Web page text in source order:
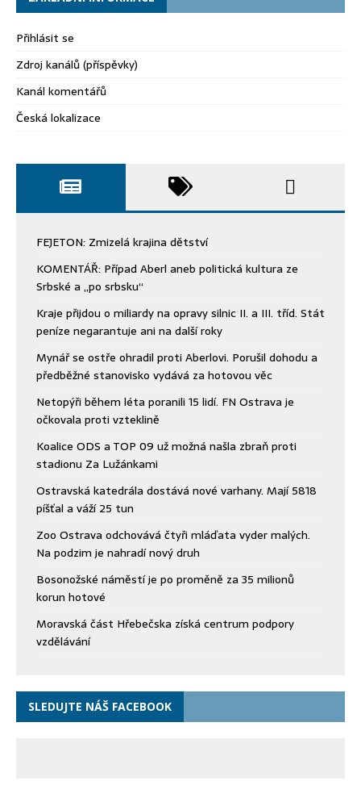
Přihlásit se
Zdroj kanálů (příspěvky)
Kanál komentářů
Česká lokalizace
FEJETON: Zmizelá krajina dětství
KOMENTÁŘ: Případ Aberl aneb politická kultura ze
Srbské a „po srbsku“
Kraje přijdou o miliardy na opravy silnic II. a III. tříd. Stát
peníze negarantuje ani na další roky
Mynář se ostře ohradil proti Aberlovi. Porušil dohodu a
předběžné stanovisko vydává za hotovou věc
Netopýři během léta poranili 15 lidí. FN Ostrava je
očkovala proti vzteklině
Koalice ODS a TOP 09 už možná našla zbraň proti
stadionu Za Lužánkami
Ostravská katedrála dostává nové varhany. Mají 5818
píšťal a váží 25 tun
Zoo Ostrava odchovává čtyři mláďata vyder malých.
Na podzim je nahradí nový druh
Bosonožské náměstí je po proměně za 35 milionů
korun hotové
Moravská část Hřebečska získá centrum podpory
vzdělávání
SLEDUJTE NÁŠ FACEBOOK